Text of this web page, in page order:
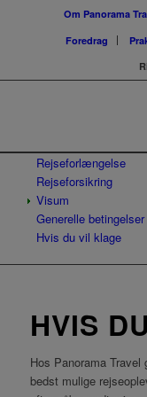
Om Panorama
Foredrag
Rejseforlængelse
Rejseforsikring
Visum
Generelle betingelser
Hvis du vil klage
HVIS
Hos Panorama
bedst mulige